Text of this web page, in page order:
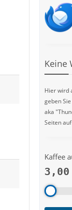
Keine
Hier wird
geben
aka
Seiten
Kaffee